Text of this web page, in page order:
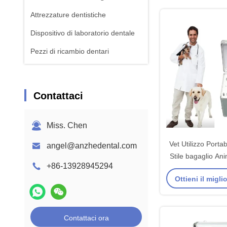
Attrezzature dentistiche
Dispositivo di laboratorio dentale
Pezzi di ricambio dentari
Contattaci
Miss. Chen
angel@anzhedental.com
+86-13928945294
Contattaci ora
Vet Utilizzo
Stile bagaglio
macchina di
con
Ottieni il